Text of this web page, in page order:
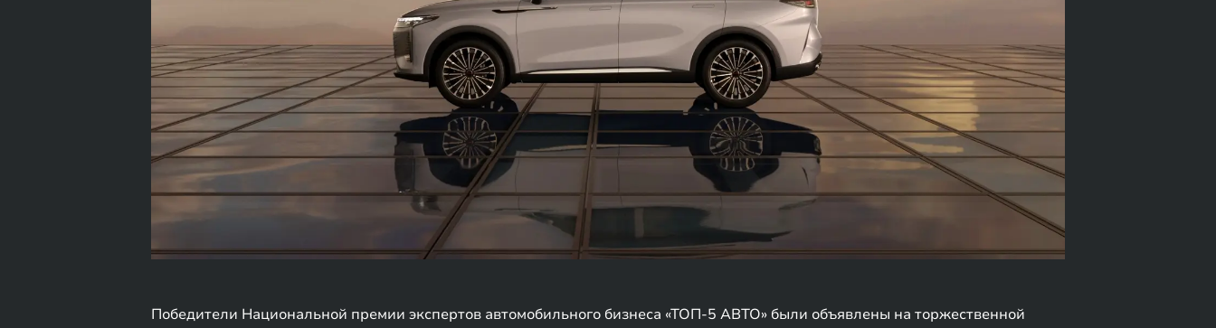
Победители Национальной премии экспертов автомобильного бизнеса «ТОП-5 АВТО» были объявлены на торжественной